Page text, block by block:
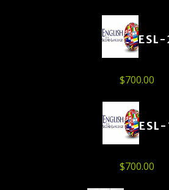
ESL-
$700.00
ESL-
$700.00